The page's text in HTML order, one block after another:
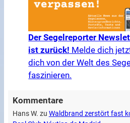
Der Segelreporter
ist zurück! Melde dich
dich von der Welt des
faszinieren.
Kommentare
Hans W. zu Waldbrand zerstört fast